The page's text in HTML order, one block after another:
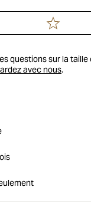
questions sur la taille
avec nous.